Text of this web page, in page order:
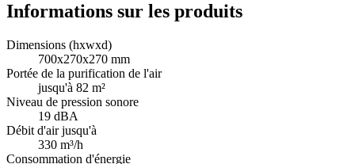
Informations sur les produits
Dimensions (hxwxd)
700x270x270 mm
Portée de la purification de l'air
jusqu'à 82 m²
Niveau de pression sonore
19 dBA
Débit d'air jusqu'à
330 m³/h
Consommation d'énergie